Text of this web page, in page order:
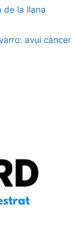
de la llana
avui càncer